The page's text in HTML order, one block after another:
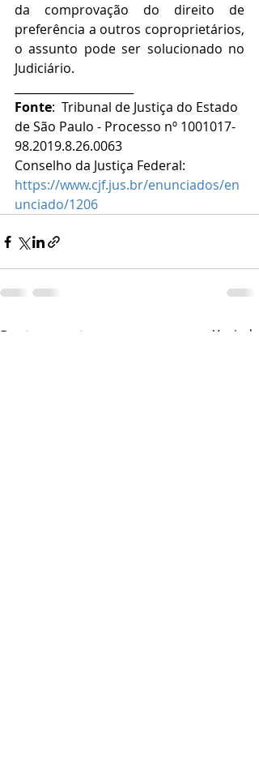
da comprovação do direito de
preferência a outros coproprietários,
o assunto pode ser solucionado no
Judiciário.
Fonte:  Tribunal de Justiça do Estado
de São Paulo - Processo nº 1001017-
98.2019.8.26.0063
Conselho da Justiça Federal:
https://www.cjf.jus.br/enunciados/en
unciado/1206
Posts recentes Ver tudo